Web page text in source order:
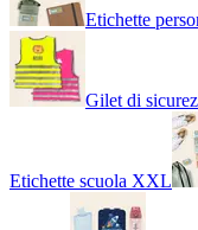
Etichette
Gilet di
Etichette scuola XXL